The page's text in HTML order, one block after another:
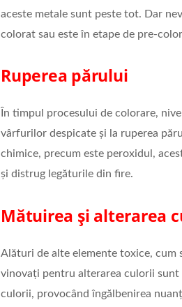
aceste metale sunt peste tot. Dar
colorat sau este în etape de pre-
Ruperea părului
În timpul procesului de colorare,
vârfurilor despicate și la ruperea
chimice, precum este peroxidul,
și distrug legăturile din fire.
Mătuirea și alterarea
Alături de alte elemente toxice,
vinovați pentru alterarea culorii sunt
culorii, provocând îngălbenirea